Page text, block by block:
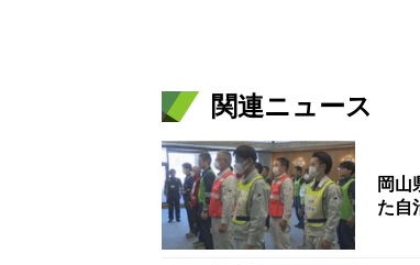
関連ニュース
岡山
た自